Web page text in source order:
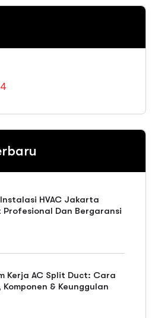
HVAC Jakarta
Profesional Dan Bergaransi
Kerja AC Split Duct: Cara
Komponen & Keunggulan